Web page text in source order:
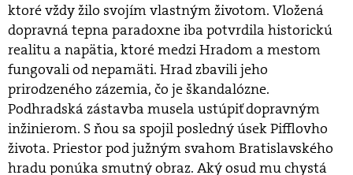
ktoré vždy žilo svojím vlastným životom. Vložená
dopravná tepna paradoxne iba potvrdila historickú
realitu a napätia, ktoré medzi Hradom a mestom
fungovali od nepamäti. Hrad zbavili jeho
prirodzeného zázemia, čo je škandalózne.
Podhradská zástavba musela ustúpiť dopravným
inžinierom. S ňou sa spojil posledný úsek Pifflovho
života. Priestor pod južným svahom Bratislavského
hradu ponúka smutný obraz. Aký osud mu chystá